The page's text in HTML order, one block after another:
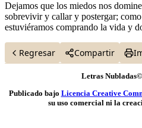
Dejamos que los miedos nos
sobrevivir y callar y postergar;
estuviéramos comprando la vida y
Regresar Compartir
Letras
Publicado bajo Licencia Creative
su uso comercial ni la